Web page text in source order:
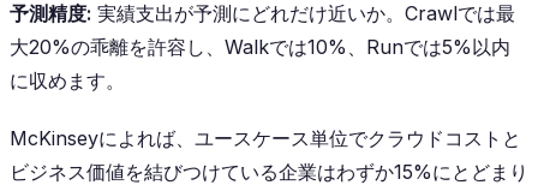
予測精度: 実績支出が予測にどれだけ近いか。Crawlでは最
大20%の乖離を許容し、Walkでは10%、Runでは5%以内
に収めます。
McKinseyによれば、ユースケース単位でクラウドコストと
ビジネス価値を結びつけている企業はわずか15%にとどまり